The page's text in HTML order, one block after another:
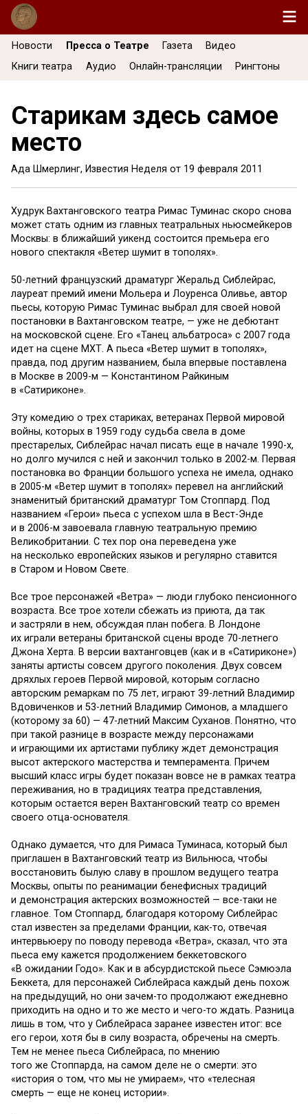
Новости Пресса о Театре Газета
Видео
Книги театра
Аудио Онлайн-трансляции Рингтоны
Старикам здесь самое
место
Ада Шмерлинг, Известия Неделя от 19 февраля 2011
Худрук Вахтанговского театра Римас Туминас скоро снова
может стать одним из главных театральных ньюсмейкеров
Москвы: в ближайший уикенд состоится премьера его
нового спектакля «Ветер шумит в тополях».
50-летний французский драматург Жеральд Сиблейрас,
лауреат премий имени Мольера и Лоуренса Оливье, автор
пьесы, которую Римас Туминас выбрал для своей новой
постановки в Вахтанговском театре, — уже не дебютант
на московской сцене. Его «Танец альбатроса» с 2007 года
идет на сцене МХТ. А пьеса «Ветер шумит в тополях»,
правда, под другим названием, была впервые поставлена
в Москве в 2009-м — Константином Райкиным
в «Сатириконе».
Эту комедию о трех стариках, ветеранах Первой мировой
войны, которых в 1959 году судьба свела в доме
престарелых, Сиблейрас начал писать еще в начале 1990-х,
но долго мучился с ней и закончил только в 2002-м. Первая
постановка во Франции большого успеха не имела, однако
в 2005-м «Ветер шумит в тополях» перевел на английский
знаменитый британский драматург Том Стоппард. Под
названием «Герои» пьеса с успехом шла в Вест-Энде
и в 2006-м завоевала главную театральную премию
Великобритании. С тех пор она переведена уже
на несколько европейских языков и регулярно ставится
в Старом и Новом Свете.
Все трое персонажей «Ветра» — люди глубоко пенсионного
возраста. Все трое хотели сбежать из приюта, да так
и застряли в нем, обсуждая план побега. В Лондоне
их играли ветераны британской сцены вроде 70-летнего
Джона Херта. В версии вахтанговцев (как и в «Сатириконе»)
заняты артисты совсем другого поколения. Двух совсем
дряхлых героев Первой мировой, которым согласно
авторским ремаркам по 75 лет, играют 39-летний Владимир
Вдовиченков и 53-летний Владимир Симонов, а младшего
(которому за 60) — 47-летний Максим Суханов. Понятно, что
при такой разнице в возрасте между персонажами
и играющими их артистами публику ждет демонстрация
высот актерского мастерства и темперамента. Причем
высший класс игры будет показан вовсе не в рамках театра
переживания, но в традициях театра представления,
которым остается верен Вахтанговский театр со времен
своего отца-основателя.
Однако думается, что для Римаса Туминаса, который был
приглашен в Вахтанговский театр из Вильнюса, чтобы
восстановить былую славу в прошлом ведущего театра
Москвы, опыты по реанимации бенефисных традиций
и демонстрация актерских возможностей — все-таки не
главное. Том Стоппард, благодаря которому Сиблейрас
стал известен за пределами Франции, как-то, отвечая
интервьюеру по поводу перевода «Ветра», сказал, что эта
пьеса ему кажется продолжением беккетовского
«В ожидании Годо». Как и в абсурдистской пьесе Сэмюэла
Беккета, для персонажей Сиблейраса каждый день похож
на предыдущий, но они зачем-то продолжают ежедневно
приходить на одно и то же место и чего-то ждать. Разница
лишь в том, что у Сиблейраса заранее известен итог: все
его герои, хотя бы в силу возраста, обречены на смерть.
Тем не менее пьеса Сиблейраса, по мнению
того же Стоппарда, на самом деле не о смерти: это
«история о том, что мы не умираем», что «телесная
смерть — еще не конец истории».